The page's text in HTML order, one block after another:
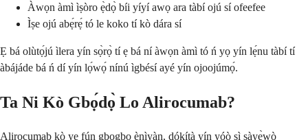
Àwọn àmì ìṣòro ẹ̀dọ̀ bíi yíyí awọ ara tàbí ojú sí ofeefee
Ìṣe ojú abẹ́rẹ́ tó le koko tí kò dára sí
Ẹ bá olùtọ́jú ìlera yín sọ̀rọ̀ tí ẹ bá ní àwọn àmì tó ń yọ yín lẹ́nu tàbí tí
àbájáde bá ń dí yín lọ́wọ́ nínú ìgbésí ayé yín ojoojúmọ́.
Ta Ni Kò Gbọ́dọ̀ Lo Alirocumab?
Alirocumab kò yẹ fún gbogbo ènìyàn, dókítà yín yóò sì ṣàyẹ̀wò